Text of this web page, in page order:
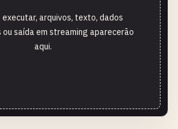
executar, arquivos, texto, dados
saída em streaming aparecerão
aqui.